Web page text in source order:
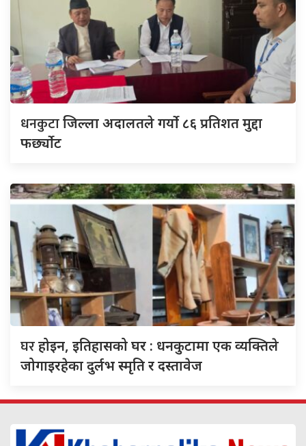
धनकुटाजिल्ला अदालतले गर्यो ८६ प्रतिशत मुद्दा
फर्छ्योट
घरहोइन, इतिहासको घर : धनकुटामा एक व्यक्तिले
जोगाइरहेका दुर्लभ स्मृति र दस्तावेज